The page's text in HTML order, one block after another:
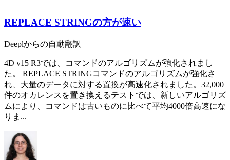
REPLACE STRINGの方が速い
Deeplからの自動翻訳
4D v15 R3では、コマンドのアルゴリズムが強化されまし
た。 REPLACE STRINGコマンドのアルゴリズムが強化さ
れ、大量のデータに対する置換が高速化されました。32,000
件のオカレンスを置き換えるテストでは、新しいアルゴリズ
ムにより、コマンドは古いものに比べて平均4000倍高速にな
りま...